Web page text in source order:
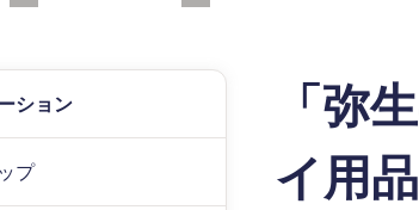
「弥
イ用
ション
プ